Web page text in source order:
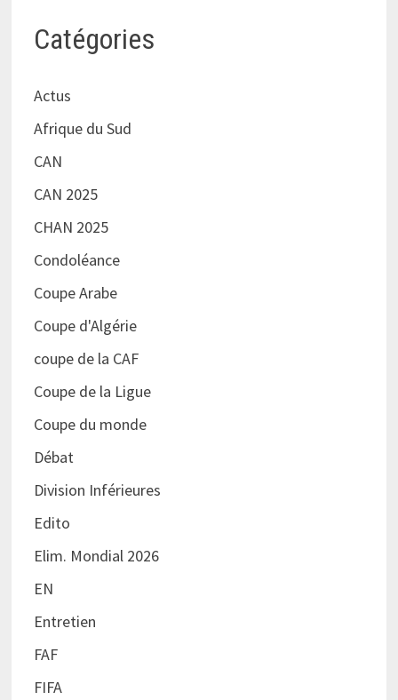
Catégories
Actus
Afrique du Sud
CAN
CAN 2025
CHAN 2025
Condoléance
Coupe Arabe
Coupe d'Algérie
coupe de la CAF
Coupe de la Ligue
Coupe du monde
Débat
Division Inférieures
Edito
Elim. Mondial 2026
EN
Entretien
FAF
FIFA